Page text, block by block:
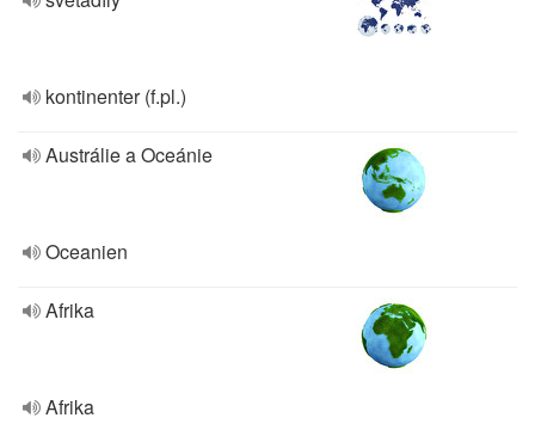
kontinenter (f.pl.)
Austrálie a Oceánie
Oceanien
Afrika
Afrika